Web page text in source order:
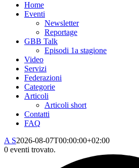
Home
Eventi
Newsletter
Reportage
GBB Talk
Episodi 1a stagione
Video
Servizi
Federazioni
Categorie
Articoli
Articoli short
Contatti
FAQ
A S2026-08-07T00:00:00+02:00
0 eventi trovato.